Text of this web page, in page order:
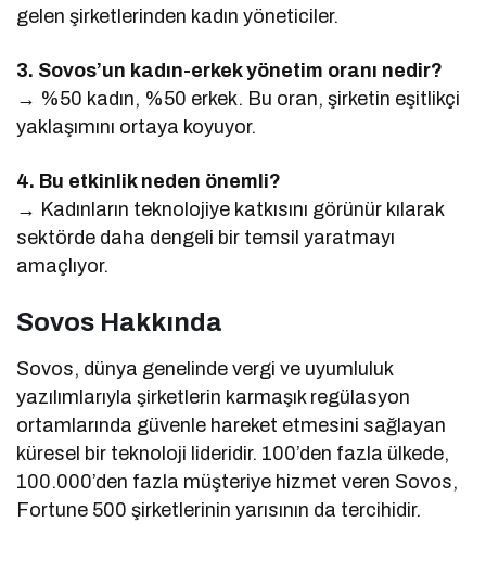
gelen şirketlerinden kadın yöneticiler.
3. Sovos’un kadın-erkek yönetim oranı nedir?
→ %50 kadın, %50 erkek. Bu oran, şirketin eşitlikçi
yaklaşımını ortaya koyuyor.
4. Bu etkinlik neden önemli?
→ Kadınların teknolojiye katkısını görünür kılarak
sektörde daha dengeli bir temsil yaratmayı
amaçlıyor.
Sovos Hakkında
Sovos, dünya genelinde vergi ve uyumluluk
yazılımlarıyla şirketlerin karmaşık regülasyon
ortamlarında güvenle hareket etmesini sağlayan
küresel bir teknoloji lideridir. 100’den fazla ülkede,
100.000’den fazla müşteriye hizmet veren Sovos,
Fortune 500 şirketlerinin yarısının da tercihidir.